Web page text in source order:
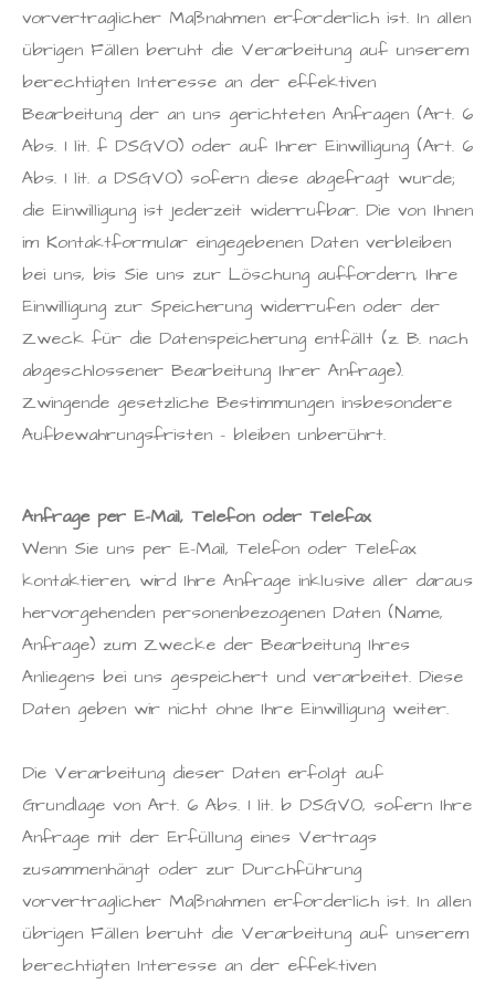
vorvertraglicher Maßnahmen erforderlich ist. In allen
übrigen Fällen beruht die Verarbeitung auf unserem
berechtigten Interesse an der effektiven
Bearbeitung der an uns gerichteten Anfragen (Art. 6
Abs. 1 lit. f DSGVO) oder auf Ihrer Einwilligung (Art. 6
Abs. 1 lit. a DSGVO) sofern diese abgefragt wurde;
die Einwilligung ist jederzeit widerrufbar. Die von Ihnen
im Kontaktformular eingegebenen Daten verbleiben
bei uns, bis Sie uns zur Löschung auffordern, Ihre
Einwilligung zur Speicherung widerrufen oder der
Zweck für die Datenspeicherung entfällt (z. B. nach
abgeschlossener Bearbeitung Ihrer Anfrage).
Zwingende gesetzliche Bestimmungen insbesondere
Aufbewahrungsfristen – bleiben unberührt.
Anfrage per E-Mail, Telefon oder Telefax
Wenn Sie uns per E-Mail, Telefon oder Telefax
kontaktieren, wird Ihre Anfrage inklusive aller daraus
hervorgehenden personenbezogenen Daten (Name,
Anfrage) zum Zwecke der Bearbeitung Ihres
Anliegens bei uns gespeichert und verarbeitet. Diese
Daten geben wir nicht ohne Ihre Einwilligung weiter.
Die Verarbeitung dieser Daten erfolgt auf
Grundlage von Art. 6 Abs. 1 lit. b DSGVO, sofern Ihre
Anfrage mit der Erfüllung eines Vertrags
zusammenhängt oder zur Durchführung
vorvertraglicher Maßnahmen erforderlich ist. In allen
übrigen Fällen beruht die Verarbeitung auf unserem
berechtigten Interesse an der effektiven